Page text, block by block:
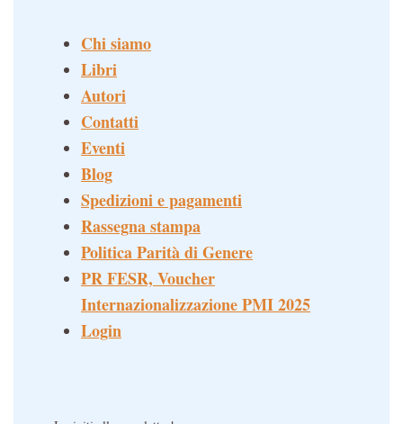
Chi siamo
Libri
Autori
Contatti
Eventi
Blog
Spedizioni e pagamenti
Rassegna stampa
Politica Parità di Genere
PR FESR, Voucher
Internazionalizzazione PMI 2025
Login